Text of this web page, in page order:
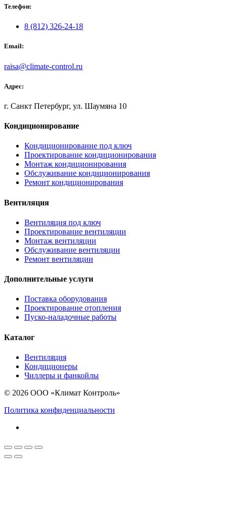
Телефон:
8 (812) 326-24-18
Email:
raisa@climate-control.ru
Адрес:
г. Санкт Петербург, ул. Шаумяна 10
Кондиционирование
Кондиционирование под ключ
Проектирование кондиционирования
Монтаж кондиционирования
Обслуживание кондиционирования
Ремонт кондиционирования
Вентиляция
Вентиляция под ключ
Проектирование вентиляции
Монтаж вентиляции
Обслуживание вентиляции
Ремонт вентиляции
Дополнительные услуги
Поставка оборудования
Проектирование отопления
Пуско-наладочные работы
Каталог
Вентиляция
Кондиционеры
Чиллеры и фанкойлы
© 2026 ООО «Климат Контроль»
Политика конфиденциальности